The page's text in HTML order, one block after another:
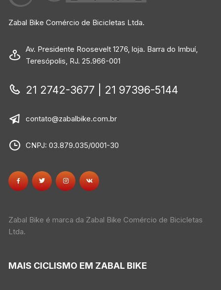
Zabal Bike Comércio de Bicicletas Ltda.
Av. Presidente Roosevelt 1276, loja. Barra do Imbuí,
Teresópolis, RJ. 25.966-001
21 2742-3677 | 21 97396-5144
contato@zabalbike.com.br
CNPJ: 03.879.035/0001-30
Zabal Bike é marca da Zabal Bike Comércio de Bicicletas
Ltda.
MAIS CICLISMO EM ZABAL BIKE